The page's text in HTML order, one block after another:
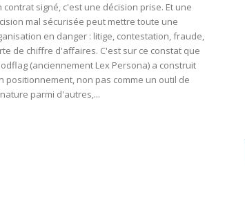
contrat signé, c'est une décision prise. Et une
mal sécurisée peut mettre toute une
en danger : litige, contestation, fraude,
de chiffre d'affaires. C'est sur ce constat que
(anciennement Lex Persona) a construit
positionnement, non pas comme un outil de
parmi d'autres,...